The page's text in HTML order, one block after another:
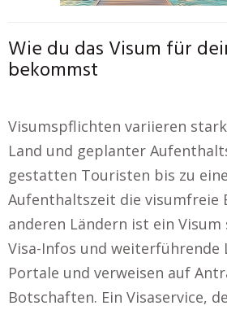
Wie du das Visum für
bekommst
Visumspflichten variieren
Land und geplanter
gestatten Touristen bis zu
Aufenthaltszeit die visumfreie
anderen Ländern ist ein
Visa-Infos und weiterführende
Portale und verweisen auf
Botschaften. Ein Visaservice,